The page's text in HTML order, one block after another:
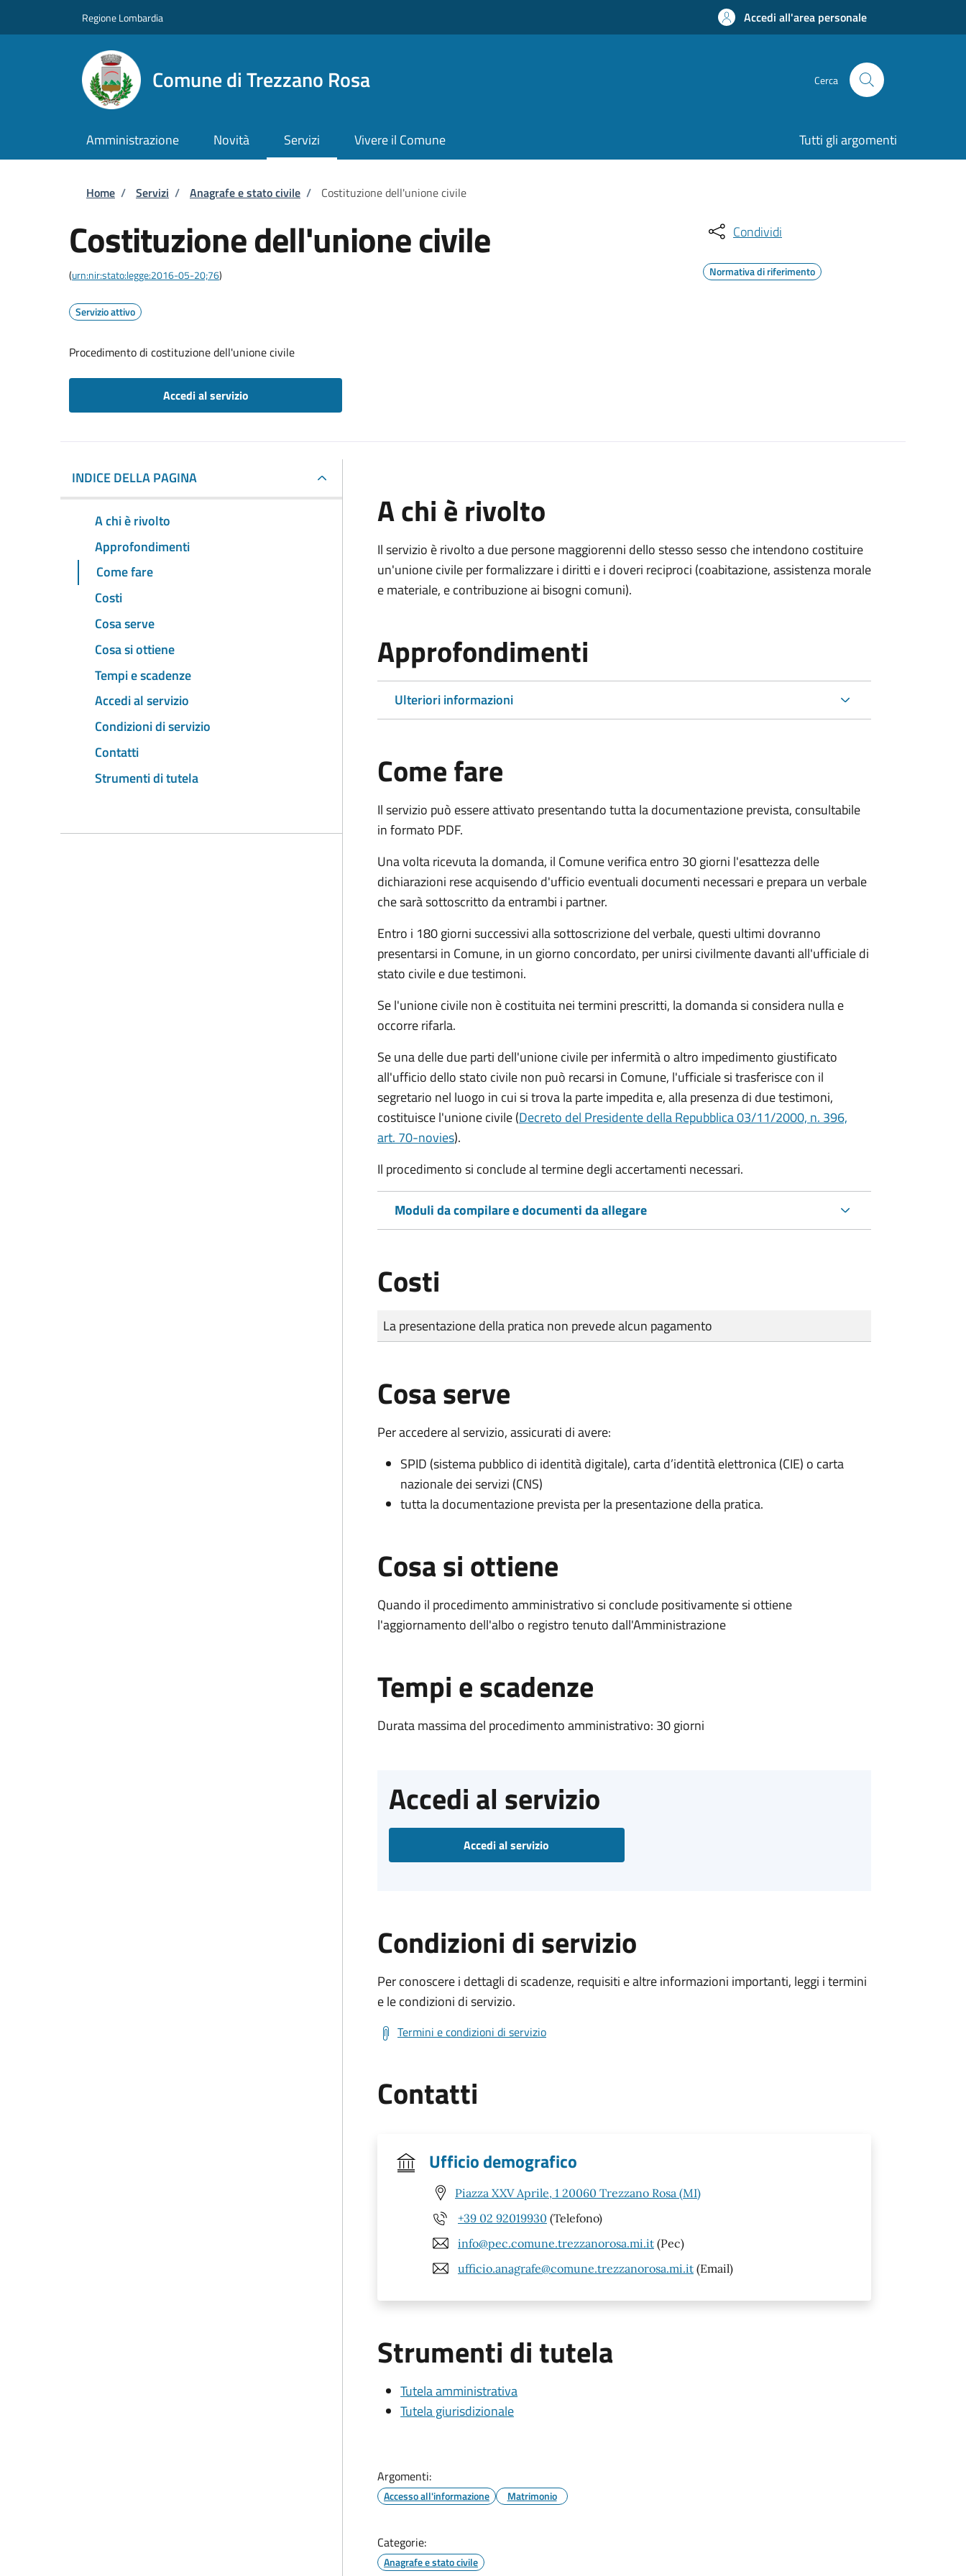
Regione Lombardia Accedi all'area personale
Comune di Trezzano Rosa Cerca
Amministrazione Novità Servizi Vivere il Comune Tutti gli argomenti
Briciole di pane
Home / Servizi / Anagrafe e stato civile / Costituzione dell'unione civile
Costituzione dell'unione civile
(urn:nir:stato:legge:2016-05-20;76)
Servizio attivo
Procedimento di costituzione dell'unione civile
Accedi al servizio
Condividi
Normativa di riferimento
INDICE DELLA PAGINA
A chi è rivolto
Approfondimenti
Come fare
Costi
Cosa serve
Cosa si ottiene
Tempi e scadenze
Accedi al servizio
Condizioni di servizio
Contatti
Strumenti di tutela
A chi è rivolto
Il servizio è rivolto a due persone maggiorenni dello stesso sesso che intendono costituire
un'unione civile per formalizzare i diritti e i doveri reciproci (coabitazione, assistenza morale
e materiale, e contribuzione ai bisogni comuni).
Approfondimenti
Ulteriori informazioni
Come fare
Il servizio può essere attivato presentando tutta la documentazione prevista, consultabile
in formato PDF.
Una volta ricevuta la domanda, il Comune verifica entro 30 giorni l'esattezza delle
dichiarazioni rese acquisendo d'ufficio eventuali documenti necessari e prepara un verbale
che sarà sottoscritto da entrambi i partner.
Entro i 180 giorni successivi alla sottoscrizione del verbale, questi ultimi dovranno
presentarsi in Comune, in un giorno concordato, per unirsi civilmentedavanti all'ufficiale di
stato civilee due testimoni.
Se l'unione civile non è costituita nei termini prescritti, la domanda si considera nulla e
occorre rifarla.
Se una delle due parti dell'unione civile per infermità o altro impedimento giustificato
all'ufficio dello stato civile non può recarsi in Comune, l'ufficiale si trasferisce con il
segretario nel luogo in cui si trova la parte impedita e, alla presenza di due testimoni,
costituisce l'unione civile (Decreto del Presidente della Repubblica 03/11/2000, n. 396,
art. 70-novies).
Il procedimento si conclude al termine degli accertamenti necessari.
Moduli da compilare e documenti da allegare
Costi
Tipo di pagamento
Importo
La presentazione della pratica non prevede alcun pagamento
Cosa serve
Per accedere al servizio, assicurati di avere:
SPID (sistema pubblico di identità digitale), carta d’identità elettronica (CIE) o carta
nazionale dei servizi (CNS)
tutta la documentazione prevista per la presentazione della pratica.
Cosa si ottiene
Quando il procedimento amministrativo si conclude positivamente si ottiene
l'aggiornamento dell'albo o registro tenuto dall'Amministrazione
Tempi e scadenze
Durata massima del procedimento amministrativo: 30 giorni
Accedi al servizio
Accedi al servizio
Condizioni di servizio
Per conoscere i dettagli di scadenze, requisiti e altre informazioni importanti, leggi i termini
e le condizioni di servizio.
Termini e condizioni di servizio
Contatti
Ufficio demografico
Piazza XXV Aprile, 1 20060 Trezzano Rosa (MI)
+39 02 92019930 (Telefono)
info@pec.comune.trezzanorosa.mi.it (Pec)
ufficio.anagrafe@comune.trezzanorosa.mi.it (Email)
Strumenti di tutela
Tutela amministrativa
Tutela giurisdizionale
Argomenti:
Accesso all'informazione Matrimonio
Categorie:
Anagrafe e stato civile